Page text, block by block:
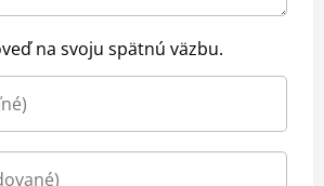
na svoju spätnú väzbu.